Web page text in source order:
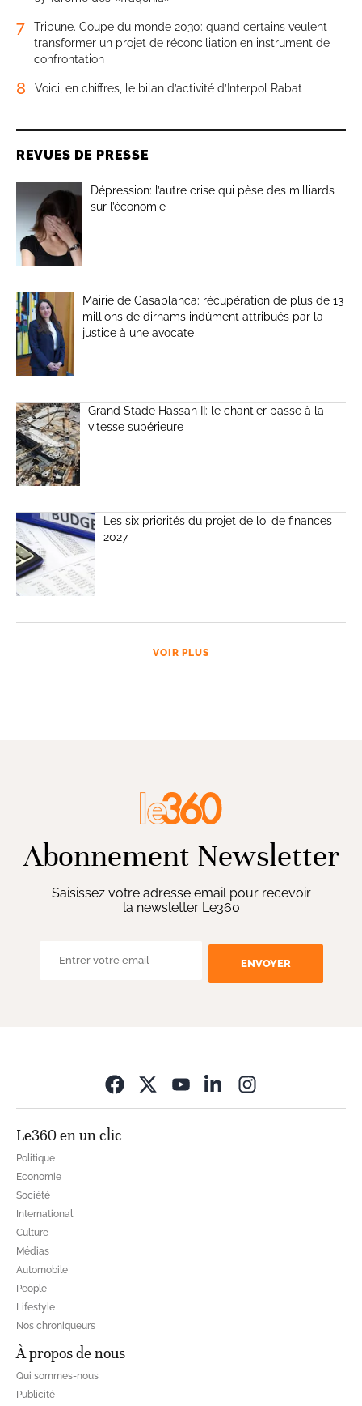
7
Tribune. Coupe du monde 2030: quand certains veulent
transformer un projet de réconciliation en instrument de
confrontation
8 Voici, en chiffres, le bilan d’activité d’Interpol Rabat
REVUES DE PRESSE
Dépression: l’autre crise qui pèse des milliards
sur l’économie
Mairie de Casablanca: récupération de plus de 13
millions de dirhams indûment attribués par la
justice à une avocate
Grand Stade Hassan II: le chantier passe à la
vitesse supérieure
Les six priorités du projet de loi de finances
2027
VOIR PLUS
Abonnement Newsletter
Saisissez votre adresse email pour recevoir
la newsletter Le360
ENVOYER
Le360 en un clic
Politique
Economie
Société
International
Culture
Médias
Automobile
People
Lifestyle
Nos chroniqueurs
À propos de nous
Qui sommes-nous
Publicité